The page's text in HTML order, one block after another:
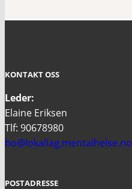
KONTAKT OSS
Leder:
Elaine Eriksen
Tlf: 90678980
bo@lokallag.mentalhelse.no
POSTADRESSE